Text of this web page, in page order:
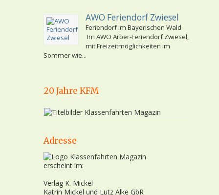
AWO Feriendorf Zwiesel
Feriendorf im Bayerischen Wald
Im AWO Arber-Feriendorf Zwiesel,
mit Freizeitmöglichkeiten im
Sommer wie...
20 Jahre KFM
Adresse
erscheint im:
Verlag K. Mickel
Katrin Mickel und Lutz Alke GbR